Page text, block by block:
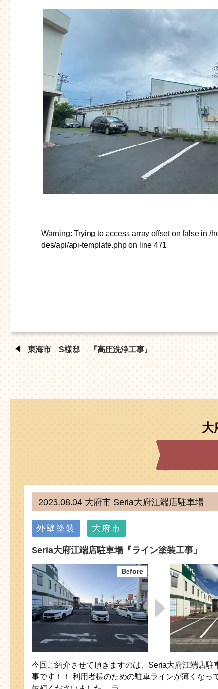
Warning: Trying to access array offset on false in /
des/api/api-template.php on line 471
東海市 S様邸 『高圧洗浄工事』
大
2026.08.04 大府市 Seria大府江端店駐車場
外壁塗装 大府市
Seria大府江端店駐車場『ライン塗装工事』
今回ご紹介させて頂きますのは、Seria大府江端店駐
事です！！ 利用者様のための駐車ラインが薄くなっ